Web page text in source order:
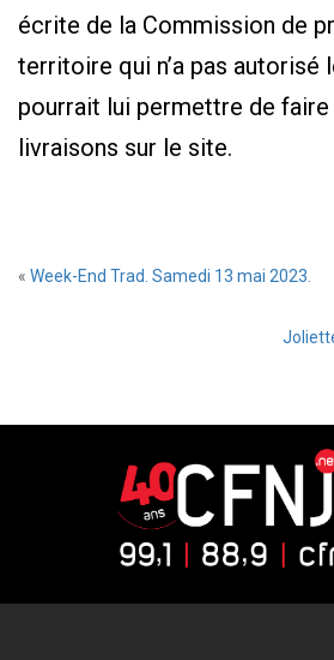
écrite de la Commission de
territoire qui n’a pas autorisé
pourrait lui permettre de
livraisons sur le site.
« Week-End Trad. Samedi 13 mai 2023.